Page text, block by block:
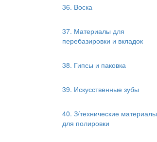
36. Воска
37. Материалы для
перебазировки и вкладок
38. Гипсы и паковка
39. Искусственные зубы
40. З/технические материалы
для полировки